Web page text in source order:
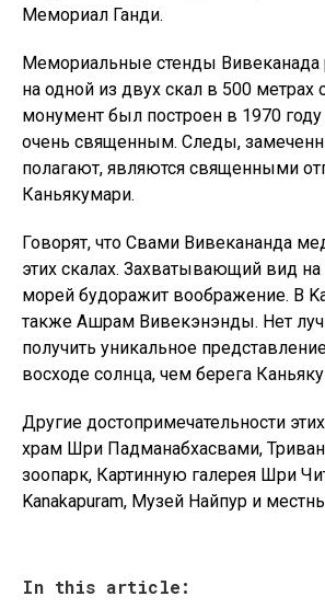
Мемориал Ганди.
Мемориальные стенды Вивеканада
на одной из двух скал в 500 метрах
монумент был построен в 1970 году
очень священным. Следы,
полагают, являются священными
Каньякумари.
Говорят, что Свами Вивекананда
этих скалах. Захватывающий вид на
морей будоражит воображение. В
также Ашрам Вивекэнэнды. Нет
получить уникальное
восходе солнца, чем берега
Другие достопримечательности
храм Шри Падманабхасвами,
зоопарк, Картинную галерея Шри
Kanakapuram, Музей Найпур и
In this article: